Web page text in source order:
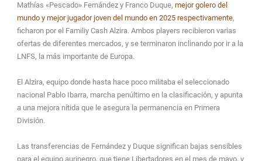
Mathías «Pescado» Fernández y Franco Duque, mejor golero del
mundo y mejor jugador joven del mundo en 2025 respectivamente,
ficharon por el Familiy Cash Alzira. Ambos players recibieron varias
ofertas de diferentes mercados, y se terminaron inclinando por ir a la
LNFS, la más importante de Europa.
El Alzira, equipo donde hasta hace poco militaba el seleccionado
nacional Pablo Ibarra, marcha penúltimo en la clasificación, y apunta
a una mejora nítida que le asegura la permanencia en Primera
División.
Las transferencias de Fernández y Duque significan bajas sensibles
para el equipo aurinegro, que tiene Libertadores en el mes de mayo, y